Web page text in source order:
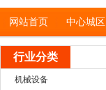
网站首页 中心城区
行业分类
机械设备